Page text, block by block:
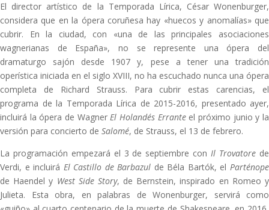
El director artístico de la Temporada Lírica, César Wonenburger,
considera que en la ópera coruñesa hay «huecos y anomalías» que
cubrir. En la ciudad, con «una de las principales asociaciones
wagnerianas de España», no se represente una ópera del
dramaturgo sajón desde 1907 y, pese a tener una tradición
operística iniciada en el siglo XVIII, no ha escuchado nunca una ópera
completa de Richard Strauss. Para cubrir estas carencias, el
programa de la Temporada Lírica de 2015-2016, presentado ayer,
incluirá la ópera de WagnerEl Holandés Erranteel próximo junio y la
versión para concierto de Salomé, de Strauss, el 13 de febrero.
La programación empezará el 3 de septiembre conIl Trovatore de
Verdi, e incluirá El Castillo de Barbazul de Béla Bartók, elParténope
de Haendel y West Side Story, de Bernstein, inspirado en Romeo y
Julieta. Esta obra, en palabras de Wonenburger, servirá como